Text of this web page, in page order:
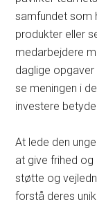
samfundet som
produkter eller
medarbejdere
daglige
se meningen i
investere
At lede den
at give frihed og
støtte og
forstå deres